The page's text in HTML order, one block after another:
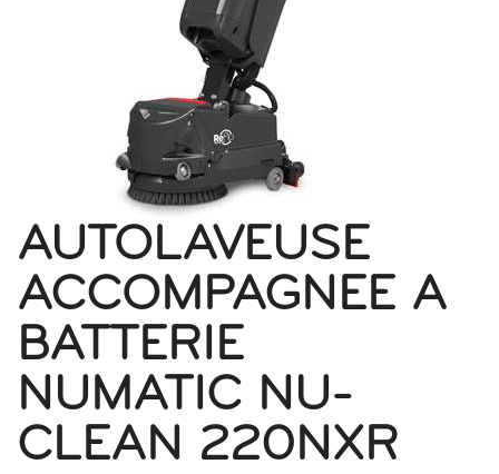
AUTOLAVEUSE
ACCOMPAGNEE A
BATTERIE
NUMATIC NU-
CLEAN 220NXR